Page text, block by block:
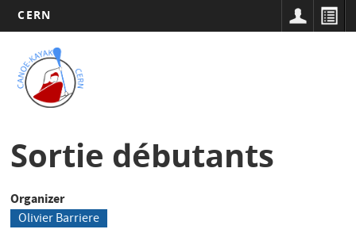
contenu
principal
CERN
Main
navigation
Sortie débutants
Organizer
Olivier Barriere